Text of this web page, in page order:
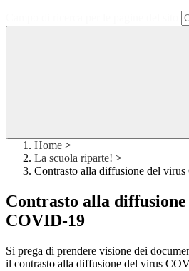
Home >
La scuola riparte! >
Contrasto alla diffusione del
Contrasto alla
COVID-19
Si prega di prendere visione dei
il contrasto alla diffusione del virus